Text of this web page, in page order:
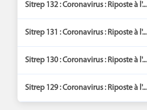
Sitrep 132 : Coronavirus : Riposte à l'...
Sitrep 131 : Coronavirus : Riposte à l'...
Sitrep 130 : Coronavirus : Riposte à l'...
Sitrep 129 : Coronavirus : Riposte à l'...